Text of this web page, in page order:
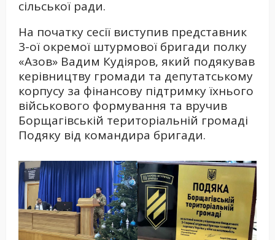
сільської ради.
На початку сесії виступив представник
3-ої окремої штурмової бригади полку
«Азов» Вадим Кудіяров, який подякував
керівництву громади та депутатському
корпусу за фінансову підтримку їхнього
військового формування та вручив
Борщагівській територіальній громаді
Подяку від командира бригади.